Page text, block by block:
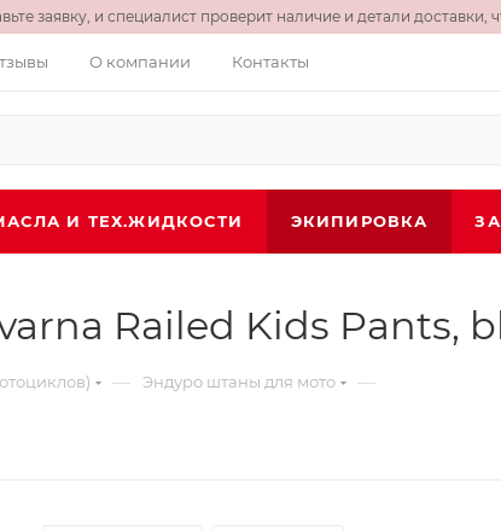
заявку, и специалист проверит наличие и детали доставки,
О компании Контакты
И ТЕХ.ЖИДКОСТИ ЭКИПИРОВКА
Railed Kids Pants,
— Эндуро штаны для мото —